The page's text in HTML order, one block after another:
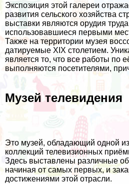
Экспозиция этой галереи
развития сельского хозяйства
выставки являются орудия
использовавшиеся первыми
Также на территории музея
датируемые XIX столетием.
является то, что все работы по
выполняются посетителями,
Музей телевидения
Это музей, обладающий одной
коллекций телевизионных
Здесь выставлены различные
начиная от самых первых, и
достижениями этой отрасли.